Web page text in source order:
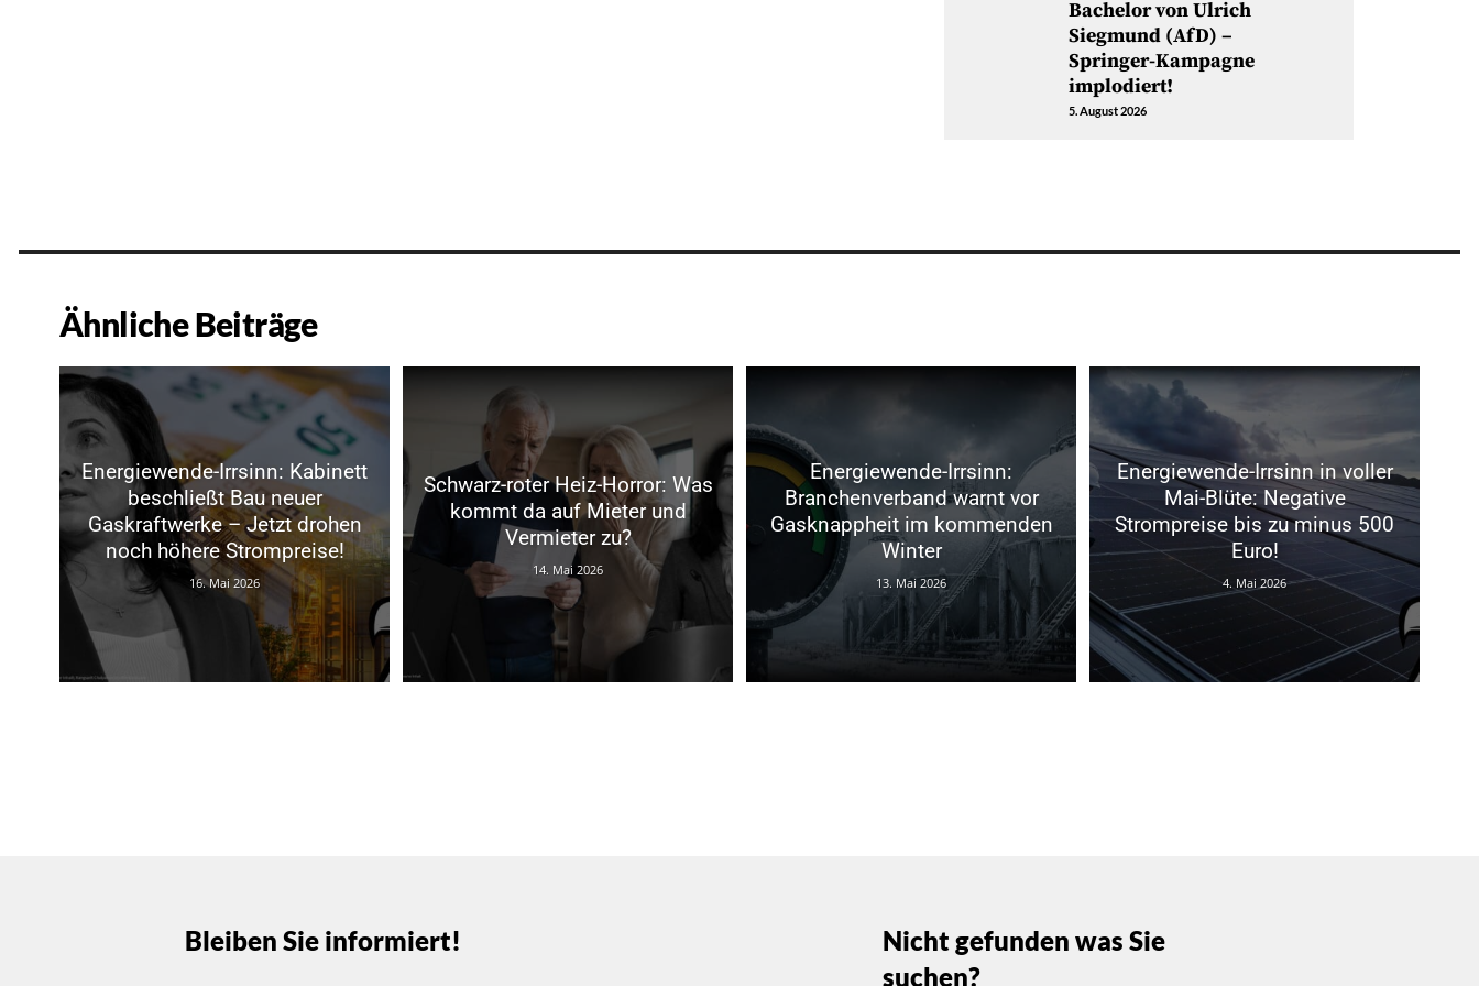
Bachelor von Ulrich
Siegmund (AfD) –
Springer-Kampagne
implodiert!
5. August 2026
Ähnliche Beiträge
Energiewende-Irrsinn: Kabinett
beschließt Bau neuer
Gaskraftwerke – Jetzt drohen
noch höhere Strompreise!
16. Mai 2026
Schwarz-roter Heiz-Horror: Was
kommt da auf Mieter und
Vermieter zu?
14. Mai 2026
Energiewende-Irrsinn:
Branchenverband warnt vor
Gasknappheit im kommenden
Winter
13. Mai 2026
Energiewende-Irrsinn in voller
Mai-Blüte: Negative
Strompreise bis zu minus 500
Euro!
4. Mai 2026
Bleiben Sie informiert!
Nicht gefunden was Sie
suchen?